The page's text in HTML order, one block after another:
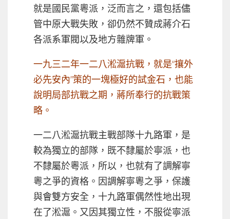
就是國民黨粵派，泛而言之，還包括儘
管中原大戰失敗，卻仍然不贊成蔣介石
各派系軍閥以及地方雜牌軍。
一九三二年一二八淞滬抗戰，就是“攘外
必先安內”策的一塊極好的試金石，也能
說明局部抗戰之期，蔣所奉行的抗戰策
略。
一二八淞滬抗戰主戰部隊十九路軍，是
較為獨立的部隊，既不隸屬於寧派，也
不隸屬於粵派，所以，也就有了調解寧
粵之爭的資格。因調解寧粵之爭，保護
與會雙方安全，十九路軍偶然性地出現
在了淞滬。又因其獨立性，不服從寧派